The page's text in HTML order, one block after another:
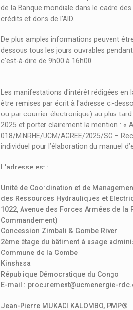
de la Banque mondiale dans le cadre des
crédits et dons de l’AID.
De plus amples informations peuvent
dessous tous les jours ouvrables
c'est-à-dire de 9h00 à 16h00.
Les manifestations d'intérêt rédigées en
être remises par écrit à l'adresse ci-
ou par courrier électronique) au plus
2025 et porter clairement la mention : «
018/MINRHE/UCM/AGREE/2025/SC –
individuel pour l’élaboration du manuel
L’adresse est :
Unité de Coordination et de
des Ressources Hydrauliques et
1022, Avenue des Forces Armées de la
Commandement)
Concession Zimbali & Gombe River
2ème étage du bâtiment à usage
Commune de la Gombe
Kinshasa
République Démocratique du Congo
E-mail : procurement@ucmenergie-
Jean-Pierre MUKADI KALOMBO, PMP®